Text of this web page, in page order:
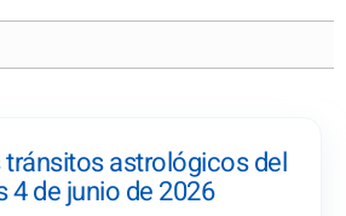
astrológicos del
4 de junio de 2026